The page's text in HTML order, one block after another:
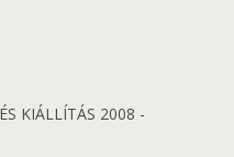
KIÁLLÍTÁS 2008 -